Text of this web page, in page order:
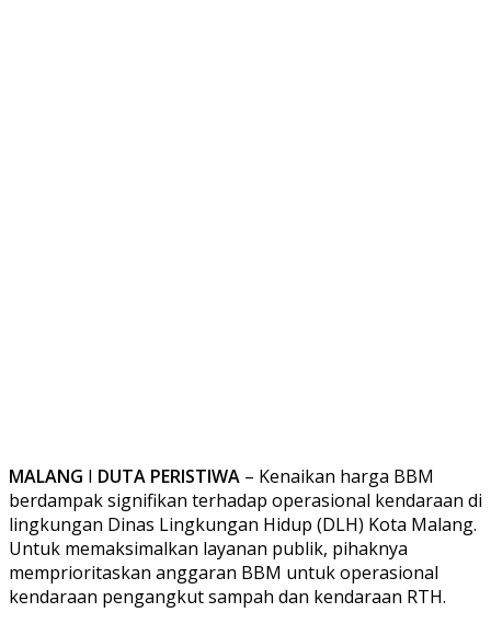
MALANG I DUTA PERISTIWA – Kenaikan harga BBM
berdampak signifikan terhadap operasional kendaraan di
lingkungan Dinas Lingkungan Hidup (DLH) Kota Malang.
Untuk memaksimalkan layanan publik, pihaknya
memprioritaskan anggaran BBM untuk operasional
kendaraan pengangkut sampah dan kendaraan RTH.